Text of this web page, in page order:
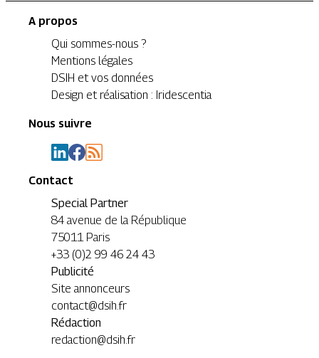
A propos
Qui sommes-nous ?
Mentions légales
DSIH et vos données
Design et réalisation : Iridescentia
Nous suivre
Contact
Special Partner
84 avenue de la République
75011 Paris
+33 (0)2 99 46 24 43
Publicité
Site annonceurs
contact@dsih.fr
Rédaction
redaction@dsih.fr